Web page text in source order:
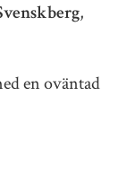
,
en oväntad